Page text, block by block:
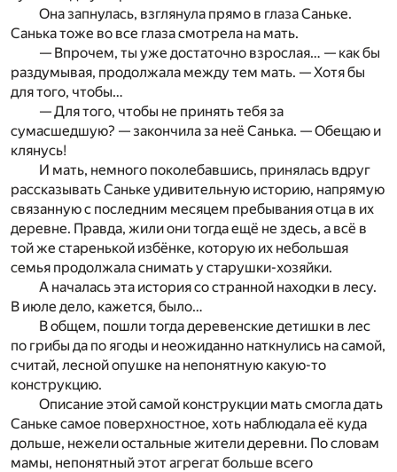
Она запнулась, взглянула прямо в глаза Саньке.
Санька тоже во все глаза смотрела на мать.
— Впрочем, ты уже достаточно взрослая… — как бы
раздумывая, продолжала между тем мать. — Хотя бы
для того, чтобы…
— Для того, чтобы не принять тебя за
сумасшедшую? — закончила за неё Санька. — Обещаю и
клянусь!
И мать, немного поколебавшись, принялась вдруг
рассказывать Саньке удивительную историю, напрямую
связанную с последним месяцем пребывания отца в их
деревне. Правда, жили они тогда ещё не здесь, а всё в
той же старенькой избёнке, которую их небольшая
семья продолжала снимать у старушки-хозяйки.
А началась эта история со странной находки в лесу.
В июле дело, кажется, было…
В общем, пошли тогда деревенские детишки в лес
по грибы да по ягоды и неожиданно наткнулись на самой,
считай, лесной опушке на непонятную какую-то
конструкцию.
Описание этой самой конструкции мать смогла дать
Саньке самое поверхностное, хоть наблюдала её куда
дольше, нежели остальные жители деревни. По словам
мамы, непонятный этот агрегат больше всего